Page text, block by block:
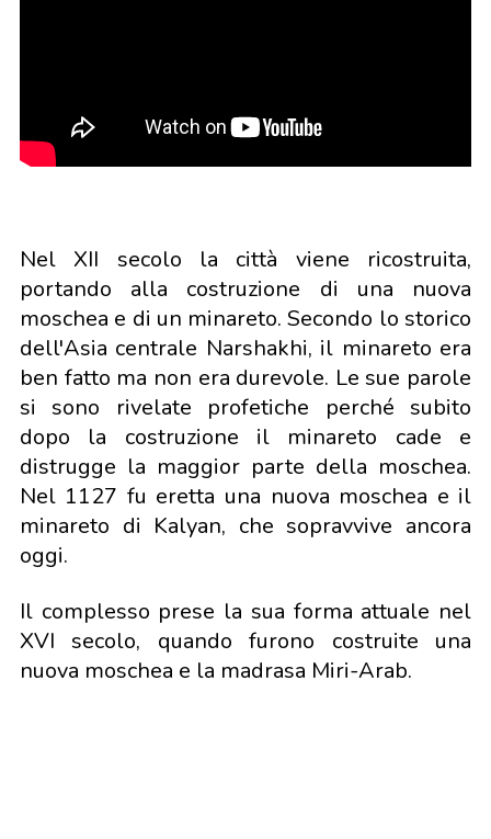
Nel XII secolo la città viene ricostruita,
portando alla costruzione di una nuova
moschea e di un minareto. Secondo lo storico
dell'Asia centrale Narshakhi, il minareto era
ben fatto ma non era durevole. Le sue parole
si sono rivelate profetiche perché subito
dopo la costruzione il minareto cade e
distrugge la maggior parte della moschea.
Nel 1127 fu eretta una nuova moschea e il
minareto di Kalyan, che sopravvive ancora
oggi.
Il complesso prese la sua forma attuale nel
XVI secolo, quando furono costruite una
nuova moschea e la madrasa Miri-Arab.